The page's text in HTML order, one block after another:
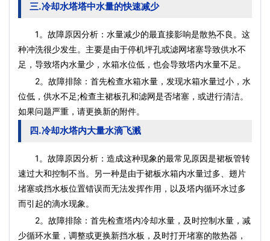
三.冷却水塔塔中水量的快速减少
1。故障原因分析：水量减少的最直接影响是散热不良。这
种冲洗很少发生。主要是由于停机坪孔或滤网堵塞导致供水不
足，导致塔内水量少，水箱水位低，也会导致塔内水量不足。
2。故障排除：首先检查水箱水量，发现水箱水量过小，水
位低，供水不足;检查主裙板孔和滤网是否堵塞，或进行清洁。
如果问题严重，请更换新的附件。
四.冷却水塔内大量水滴飞溅
1。故障原因分析：造成这种现象的最常见原因是裙板管转
速过大和控制不当。另一种是由于裙板水箱内水量过多、翅片
堵塞或挡水板位置错误而无法发挥作用，以及塔内循环水过多
而引起的滴水现象。
2。故障排除：首先检查塔内冷却水量，及时控制水量，减
少循环水量，调整或更换新挡水板，及时打开堵塞的散热器，